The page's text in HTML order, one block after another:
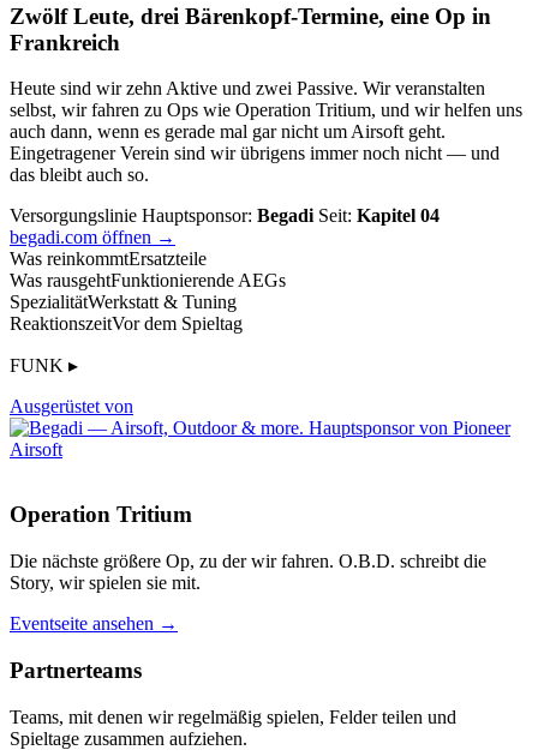
Zwölf Leute, drei Bärenkopf-Termine, eine Op in
Frankreich
Heute sind wir zehn Aktive und zwei Passive. Wir veranstalten
selbst, wir fahren zu Ops wie Operation Tritium, und wir helfen uns
auch dann, wenn es gerade mal gar nicht um Airsoft geht.
Eingetragener Verein sind wir übrigens immer noch nicht — und
das bleibt auch so.
Versorgungslinie Hauptsponsor: Begadi Seit: Kapitel 04
begadi.com öffnen →
Was reinkommtErsatzteile
Was rausgehtFunktionierende AEGs
SpezialitätWerkstatt & Tuning
ReaktionszeitVor dem Spieltag
FUNK ▸
Ausgerüstet von
Operation Tritium
Die nächste größere Op, zu der wir fahren. O.B.D. schreibt die
Story, wir spielen sie mit.
Eventseite ansehen →
Partnerteams
Teams, mit denen wir regelmäßig spielen, Felder teilen und
Spieltage zusammen aufziehen.